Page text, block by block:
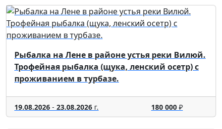
Рыбалка на Лене в районе устья реки Вилюй.
Трофейная рыбалка (щука, ленский осетр) с
проживанием в турбазе.
19.08.2026 - 23.08.2026 г. 180 000₽